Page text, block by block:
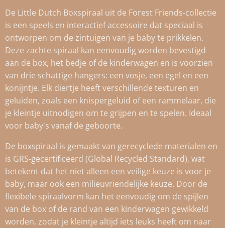
De Little Dutch Boxspiraal uit de Forest Friends-collectie
is een speels en interactief accessoire dat speciaal is
ontworpen om de zintuigen van je baby te prikkelen.
Deze zachte spiraal kan eenvoudig worden bevestigd
aan de box, het bedje of de kinderwagen en is voorzien
van drie schattige hangers: een vosje, een egel en een
konijntje. Elk diertje heeft verschillende texturen en
geluiden, zoals een knispergeluid of een rammelaar, die
je kleintje uitnodigen om te grijpen en te spelen. Ideaal
voor baby's vanaf de geboorte.
De boxspiraal is gemaakt van gerecyclede materialen en
is GRS-gecertificeerd (Global Recycled Standard), wat
betekent dat het niet alleen een veilige keuze is voor je
baby, maar ook een milieuvriendelijke keuze. Door de
flexibele spiraalvorm kan het eenvoudig om de spijlen
van de box of de rand van een kinderwagen gewikkeld
worden, zodat je kleintje altijd iets leuks heeft om naar